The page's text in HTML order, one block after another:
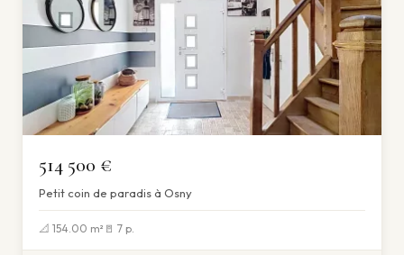
514 500 €
Petit coin de paradis à Osny
📐 154.00 m² 🚪 7 p.